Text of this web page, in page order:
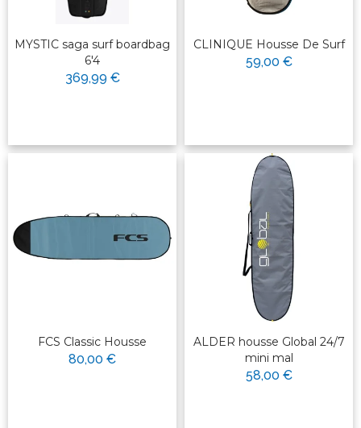
MYSTIC saga surf boardbag
6'4
369,99 €
CLINIQUE Housse De Surf
59,00 €
FCS Classic Housse
80,00 €
ALDER housse Global 24/7
mini mal
58,00 €